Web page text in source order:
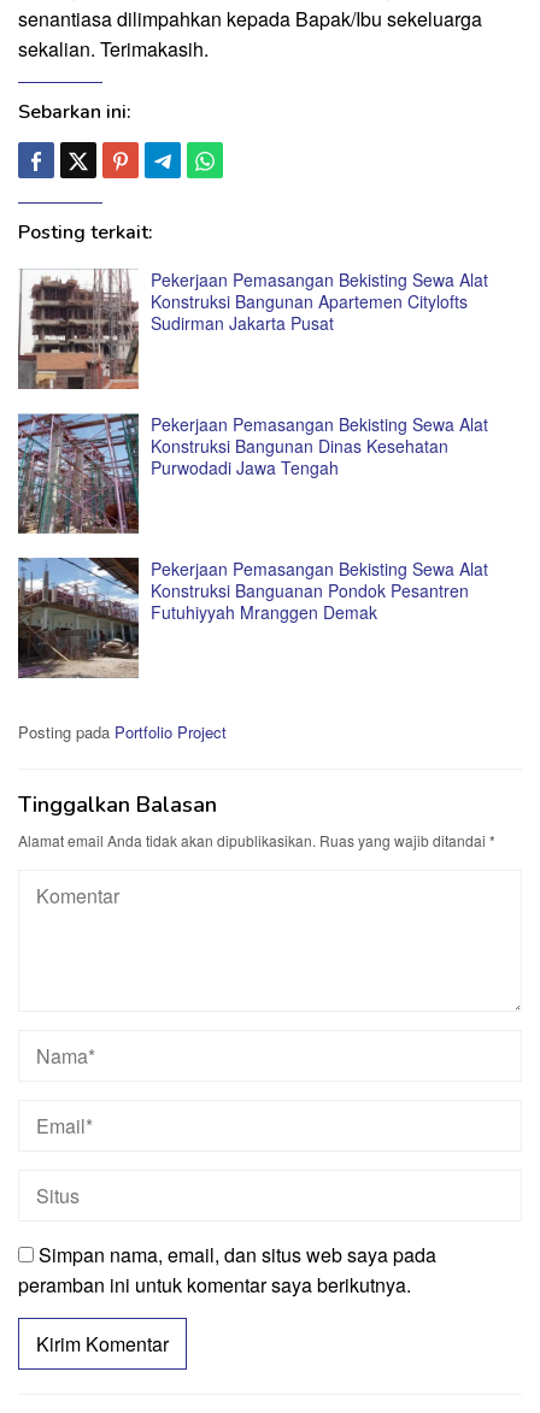
senantiasa dilimpahkan kepada Bapak/Ibu sekeluarga
sekalian. Terimakasih.
Sebarkan ini:
Posting terkait:
Pekerjaan Pemasangan Bekisting Sewa Alat
Konstruksi Bangunan Apartemen Citylofts
Sudirman Jakarta Pusat
Pekerjaan Pemasangan Bekisting Sewa Alat
Konstruksi Bangunan Dinas Kesehatan
Purwodadi Jawa Tengah
Pekerjaan Pemasangan Bekisting Sewa Alat
Konstruksi Banguanan Pondok Pesantren
Futuhiyyah Mranggen Demak
Posting pada Portfolio Project
Tinggalkan Balasan
Alamat email Anda tidak akan dipublikasikan. Ruas yang wajib ditandai *
Simpan nama, email, dan situs web saya pada
peramban ini untuk komentar saya berikutnya.